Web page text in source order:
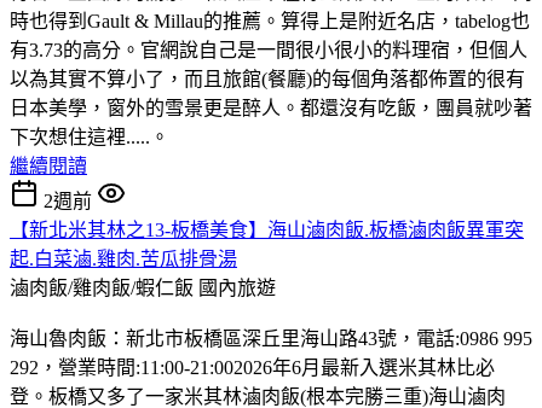
時也得到Gault & Millau的推薦。算得上是附近名店，tabelog也
有3.73的高分。官網說自己是一間很小很小的料理宿，但個人
以為其實不算小了，而且旅館(餐廳)的每個角落都佈置的很有
日本美學，窗外的雪景更是醉人。都還沒有吃飯，團員就吵著
下次想住這裡.....。
繼續閱讀
2週前
【新北米其林之13-板橋美食】海山滷肉飯.板橋滷肉飯異軍突
起.白菜滷.雞肉.苦瓜排骨湯
滷肉飯/雞肉飯/蝦仁飯 國內旅遊
海山魯肉飯：新北市板橋區深丘里海山路43號，電話:0986 995
292，營業時間:11:00-21:002026年6月最新入選米其林比必
登。板橋又多了一家米其林滷肉飯(根本完勝三重)海山滷肉